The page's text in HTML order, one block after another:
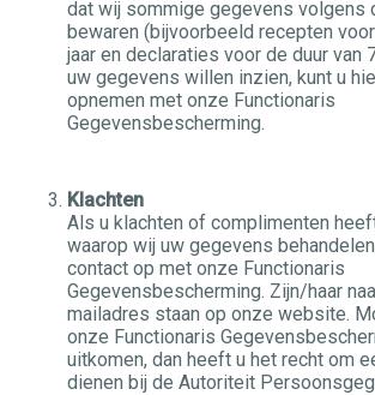
dat wij sommige gegevens volgens
bewaren (bijvoorbeeld recepten
jaar en declaraties voor de duur van
uw gegevens willen inzien, kunt u
opnemen met onze Functionaris
Gegevensbescherming.
Klachten
Als u klachten of complimenten
waarop wij uw gegevens
contact op met onze Functionaris
Gegevensbescherming. Zijn/haar
mailadres staan op onze website.
onze Functionaris
uitkomen, dan heeft u het recht om
dienen bij de Autoriteit